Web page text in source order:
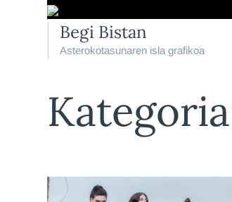
Begi Bistan
Asterokotasunaren isla grafikoa